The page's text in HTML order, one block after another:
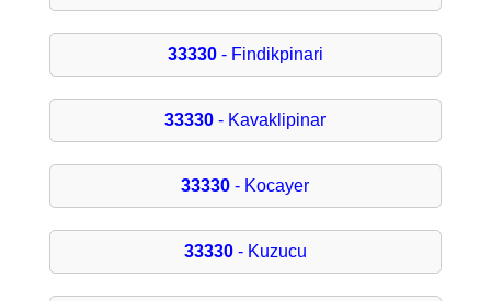
33330- Findikpinari
33330 - Kavaklipinar
33330 - Kocayer
33330- Kuzucu